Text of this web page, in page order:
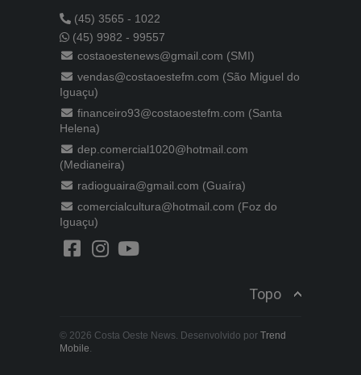
(45) 3565 - 1022
(45) 9982 - 99557
costaoestenews@gmail.com (SMI)
vendas@costaoestefm.com (São Miguel do
Iguaçu)
financeiro93@costaoestefm.com (Santa
Helena)
dep.comercial1020@hotmail.com
(Medianeira)
radioguaira@gmail.com (Guaíra)
comercialcultura@hotmail.com (Foz do
Iguaçu)
Topo
© 2026 Costa Oeste News. Desenvolvido por Trend
Mobile